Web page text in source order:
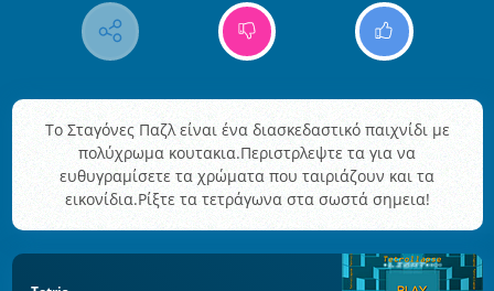
Το Σταγόνες Παζλ είναι ένα διασκεδαστικό παιχνίδι με
πολύχρωμα κουτακια.Περιστρλεψτε τα για να
ευθυγραμίσετε τα χρώματα που ταιριάζουν και τα
εικονίδια.Ρίξτε τα τετράγωνα στα σωστά σημεια!